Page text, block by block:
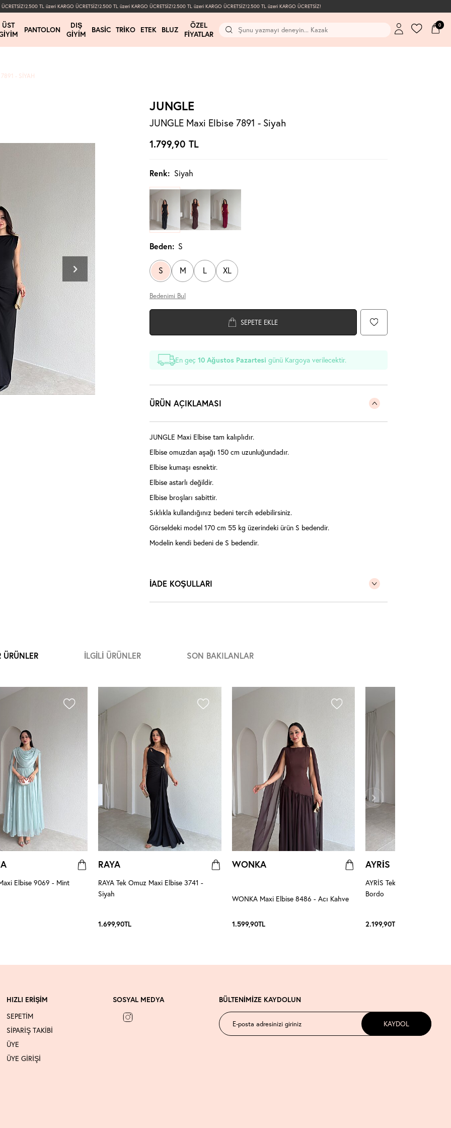
2.500 TL üzeri KARGO ÜCRETSİZ!2.500 TL üzeri KARGO ÜCRETSİZ!2.500 TL üzeri KARGO ÜCRETSİZ!2.500 TL üzeri KARGO ÜCRETSİZ!
ÜST
PANTOLON
DIŞ
GIYIM
BASIC TRIKO ETEK BLUZ
ÖZEL
FIYATLAR
0
- SIYAH
JUNGLE
JUNGLE Maxi Elbise 7891 - Siyah
1.799,90 TL
Renk: Siyah
Beden: S
S M L XL
Bedenimi Bul
SEPETE EKLE
En geç10 Ağustos Pazartesi günü Kargoya verilecektir.
ÜRÜN AÇIKLAMASI
JUNGLE Maxi Elbise tam kalıplıdır.
Elbise omuzdan aşağı 150 cm uzunluğundadır.
Elbise kumaşı esnektir.
Elbise astarlı değildir.
Elbise broşları sabittir.
Sıklıkla kullandığınız bedeni tercih edebilirsiniz.
Görseldeki model 170 cm 55 kg üzerindeki ürün S bedendir.
Modelin kendi bedeni de S bedendir.
İADE KOŞULLARI
ÜRÜNLER İLGILI ÜRÜNLER SON BAKILANLAR
Elbise 9069 - Mint
RAYA
RAYA Tek Omuz Maxi Elbise 3741 -
Siyah
1.699,90TL
WONKA
WONKA Maxi Elbise 8486 - Acı Kahve
1.599,90TL
AYRİS
AYRİS Tek Omuz Maxi
Bordo
2.199,90TL
HIZLI ERİŞİM
SEPETİM
SİPARİŞ TAKİBİ
ÜYE
ÜYE GİRİŞİ
SOSYAL MEDYA BÜLTENİMİZE KAYDOLUN
KAYDOL